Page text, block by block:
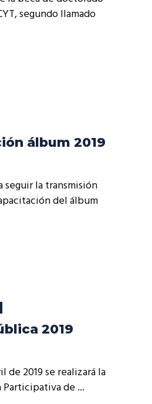
segundo llamado
álbum 2019
la transmisión
del álbum
2019
de 2019 se realizará la
Participativa de